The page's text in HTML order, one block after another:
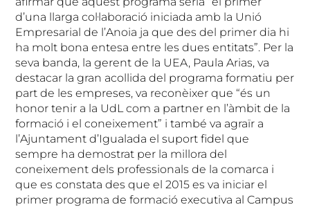
d’una llarga col·laboració iniciada amb la Unió
Empresarial de l’Anoia ja que des del primer dia hi
ha molt bona entesa entre les dues entitats”. Per la
seva banda, la gerent de la UEA, Paula Arias, va
destacar la gran acollida del programa formatiu per
part de les empreses, va reconèixer que “és un
honor tenir a la UdL com a partner en l’àmbit de la
formació i el coneixement” i també va agraïr a
l’Ajuntament d’Igualada el suport fidel que
sempre ha demostrat per la millora del
coneixement dels professionals de la comarca i
que es constata des que el 2015 es va iniciar el
primer programa de formació executiva al Campus